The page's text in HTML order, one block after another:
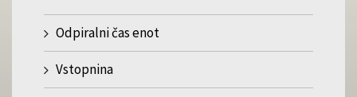
Odpiralni čas enot
Vstopnina